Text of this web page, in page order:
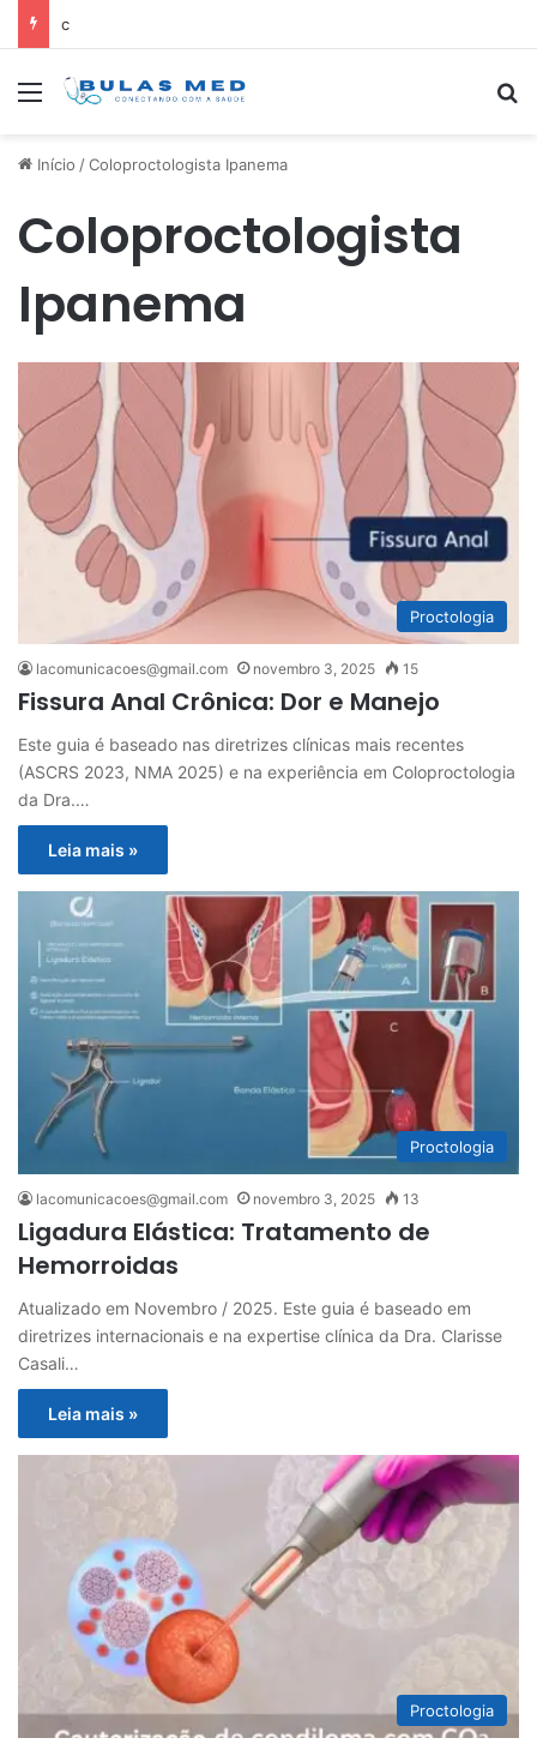
c
Menu
Início /Coloproctologista Ipanema
Coloproctologista
Ipanema
Proctologia
lacomunicacoes@gmail.com novembro 3, 2025 15
Fissura Anal Crônica: Dor e Manejo
Este guia é baseado nas diretrizes clínicas mais recentes
(ASCRS 2023, NMA 2025) e na experiência em Coloproctologia
da Dra.…
Leia mais »
Proctologia
lacomunicacoes@gmail.com novembro 3, 2025 13
Ligadura Elástica: Tratamento de
Hemorroidas
Atualizado em Novembro / 2025. Este guia é baseado em
diretrizes internacionais e na expertise clínica da Dra. Clarisse
Casali…
Leia mais »
Proctologia